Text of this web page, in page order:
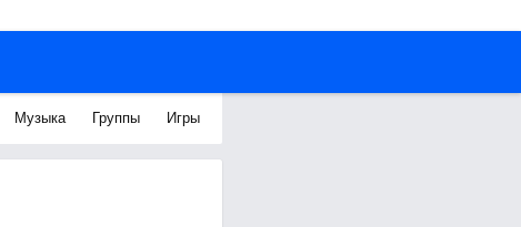
Музыка Группы Игры